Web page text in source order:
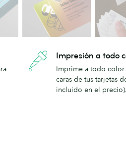
Impresión a todo
Imprime a todo color
caras de tus tarjetas
incluido en el precio).